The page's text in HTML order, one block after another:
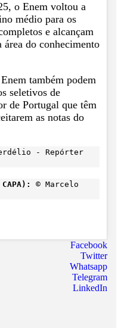
o Enem voltou a
médio para os
e alcançam
área do conhecimento
também podem
seletivos de
de Portugal que têm
as notas do
- Repórter
CAPA):
© Marcelo
Facebook
Twitter
Whatsapp
Telegram
LinkedIn